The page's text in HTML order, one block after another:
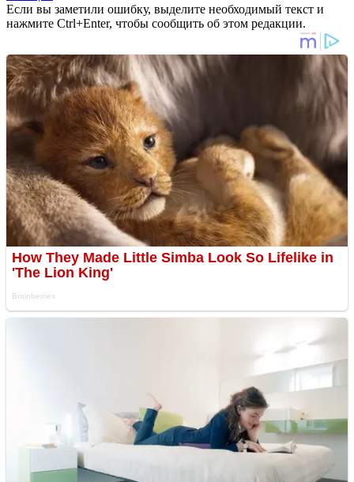
Если вы заметили ошибку, выделите необходимый текст и
нажмите Ctrl+Enter, чтобы сообщить об этом редакции.